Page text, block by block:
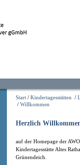
Start / Kindertagesstätten /
/ Willkommen
Herzlich
auf der Homepage der AWO
Kindertagesstätte Altes
Grünendeich.